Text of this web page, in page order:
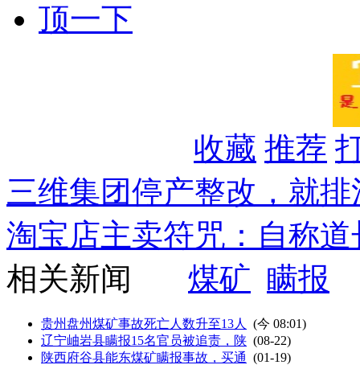
顶一下
收藏 推荐
三维集团停产整改，就
淘宝店主卖符咒：自称
相关新闻
煤矿 瞒报
贵州盘州煤矿事故死亡人数升至13人 (今 08:01)
辽宁岫岩县瞒报15名官员被追责，陕 (08-22)
陕西府谷县能东煤矿瞒报事故，买通 (01-19)